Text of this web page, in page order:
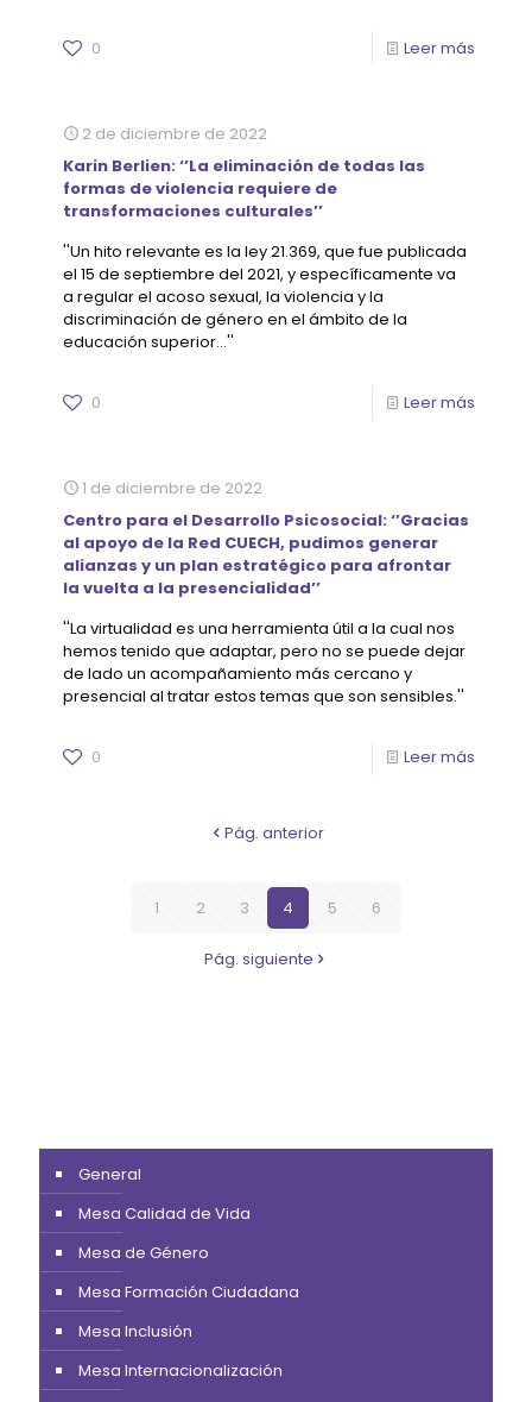
0 Leer más
2 de diciembre de 2022
Karin Berlien: ‘’La eliminación de todas las
formas de violencia requiere de
transformaciones culturales’’
''Un hito relevante es la ley 21.369, que fue publicada
el 15 de septiembre del 2021, y específicamente va
a regular el acoso sexual, la violencia y la
discriminación de género en el ámbito de la
educación superior...''
0 Leer más
1 de diciembre de 2022
Centro para el Desarrollo Psicosocial: ‘’Gracias
al apoyo de la Red CUECH, pudimos generar
alianzas y un plan estratégico para afrontar
la vuelta a la presencialidad’’
''La virtualidad es una herramienta útil a la cual nos
hemos tenido que adaptar, pero no se puede dejar
de lado un acompañamiento más cercano y
presencial al tratar estos temas que son sensibles.''
0 Leer más
Pág. anterior
1 2 3 4 5 6
Pág. siguiente
General
Mesa Calidad de Vida
Mesa de Género
Mesa Formación Ciudadana
Mesa Inclusión
Mesa Internacionalización